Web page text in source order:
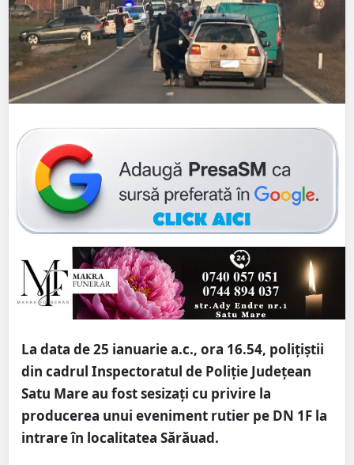
La data de 25 ianuarie a.c., ora 16.54, polițiștii
din cadrul Inspectoratul de Poliție Județean
Satu Mare au fost sesizați cu privire la
producerea unui eveniment rutier pe DN 1F la
intrare în localitatea Sărăuad.